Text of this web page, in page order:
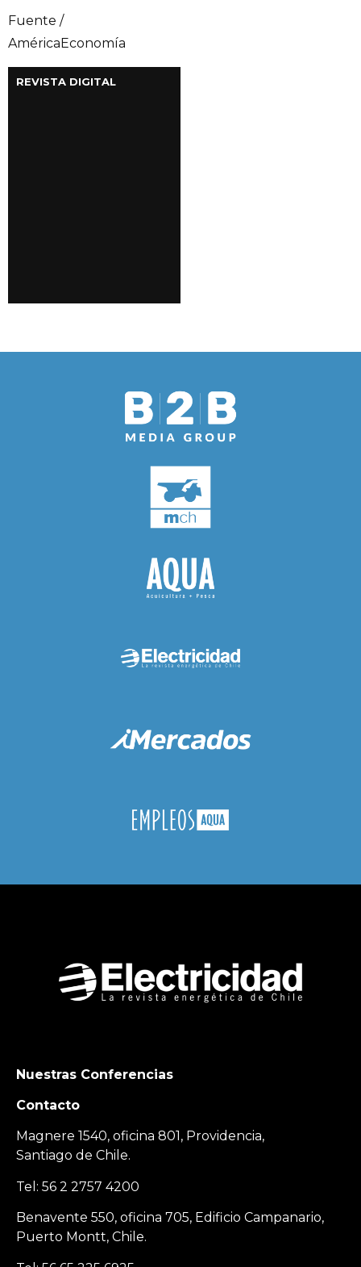
Fuente /
AméricaEconomía
REVISTA DIGITAL
Nuestras Conferencias
Contacto
Magnere 1540, oficina 801, Providencia,
Santiago de Chile.
Tel: 56 2 2757 4200
Benavente 550, oficina 705, Edificio Campanario,
Puerto Montt, Chile.